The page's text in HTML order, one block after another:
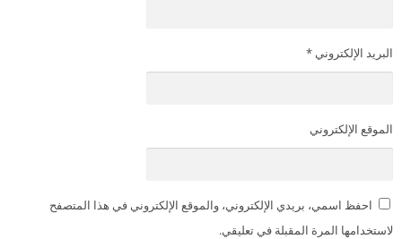
البريد الإلكتروني *
الموقع الإلكتروني
احفظ اسمي، بريدي الإلكتروني، والموقع الإلكتروني في هذا المتصفح
لاستخدامها المرة المقبلة في تعليقي.